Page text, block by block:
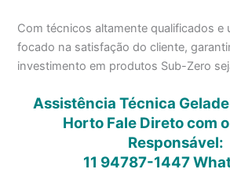
Com técnicos altamente qualificados e
focado na satisfação do cliente,
investimento em produtos Sub-Zero
Assistência Técnica
Horto Fale Direto com
Responsável:
11 94787-1447